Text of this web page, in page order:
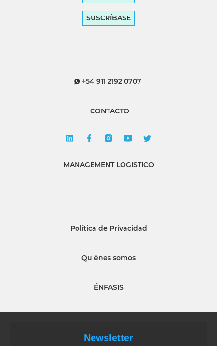
SUSCRÍBASE
+54 911 2192 0707
CONTACTO
MANAGEMENT LOGISTICO
Política de Privacidad
Quiénes somos
ÉNFASIS
Newsletter